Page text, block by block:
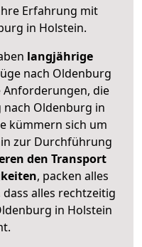
Erfahrung mit
in Holstein.
langjährige
nach Oldenburg
Anforderungen, die
Oldenburg in
kümmern sich um
zur Durchführung
den Transport
, packen alles
alles rechtzeitig
in Holstein